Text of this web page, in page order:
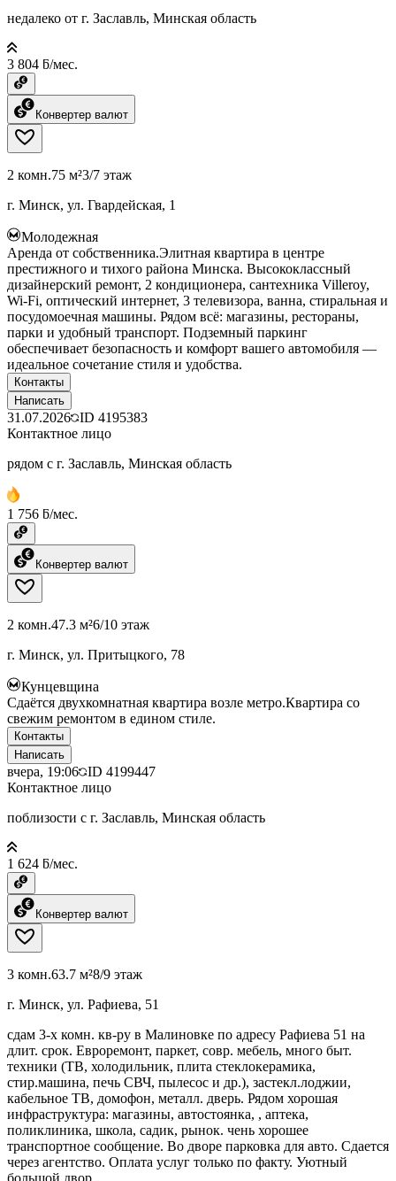
недалеко от г. Заславль, Минская область
3 804 ƃ/мес.
Конвертер валют
2 комн.75 м²3/7 этаж
г. Минск, ул. Гвардейская, 1
Молодежная
Аренда от собственника.Элитная квартира в центре
престижного и тихого района Минска. Высококлассный
дизайнерский ремонт, 2 кондиционера, сантехника Villeroy,
Wi-Fi, оптический интернет, 3 телевизора, ванна, стиральная и
посудомоечная машины. Рядом всё: магазины, рестораны,
парки и удобный транспорт. Подземный паркинг
обеспечивает безопасность и комфорт вашего автомобиля —
идеальное сочетание стиля и удобства.
Контакты
Написать
31.07.2026 ID 4195383
Контактное лицо
рядом с г. Заславль, Минская область
1 756 ƃ/мес.
Конвертер валют
2 комн.47.3 м²6/10 этаж
г. Минск, ул. Притыцкого, 78
Кунцевщина
Сдаётся двухкомнатная квартира возле метро.Квартира со
свежим ремонтом в едином стиле.
Контакты
Написать
вчера, 19:06 ID 4199447
Контактное лицо
поблизости с г. Заславль, Минская область
1 624 ƃ/мес.
Конвертер валют
3 комн.63.7 м²8/9 этаж
г. Минск, ул. Рафиева, 51
сдам 3-х комн. кв-ру в Малиновке по адресу Рафиева 51 на
длит. срок. Евроремонт, паркет, совр. мебель, много быт.
техники (ТВ, холодильник, плита стеклокерамика,
стир.машина, печь СВЧ, пылесос и др.), застекл.лоджии,
кабельное ТВ, домофон, металл. дверь. Рядом хорошая
инфраструктура: магазины, автостоянка, , аптека,
поликлиника, школа, садик, рынок. чень хорошее
транспортное сообщение. Во дворе парковка для авто. Сдается
через агентство. Оплата услуг только по факту. Уютный
большой двор .